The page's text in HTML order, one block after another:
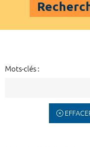
Mots-clés :